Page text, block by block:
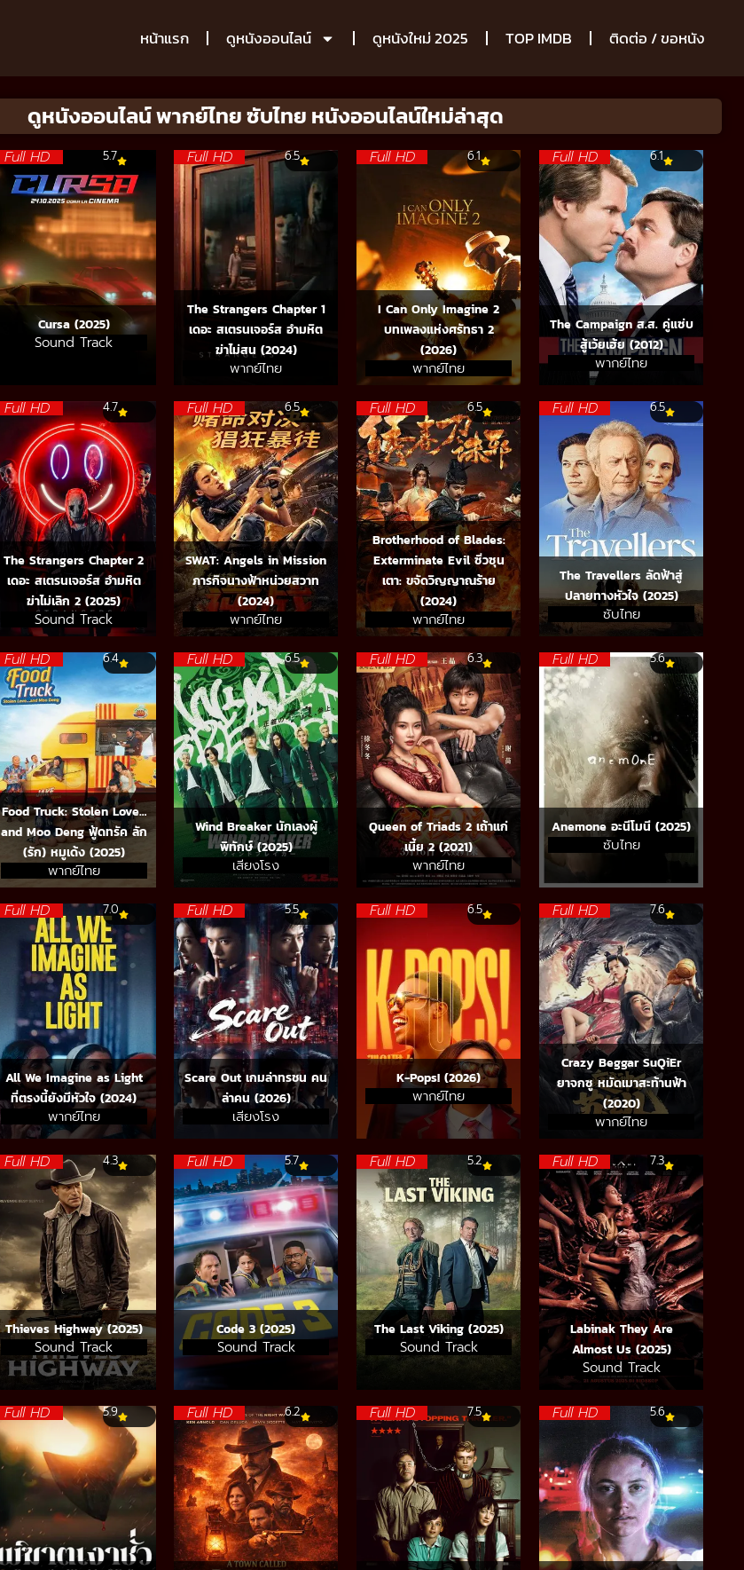
หน้าแรก ดูหนังออนไลน์ ดูหนังใหม่ 2025 TOP IMDB ติดต่อ / ขอหนัง
ดูหนังออนไลน์ พากย์ไทย ซับไทย หนังออนไลน์ใหม่ล่าสุด
Full HD 5.7
Cursa (2025)
Sound Track
Full HD 6.5
The Strangers Chapter 1
เดอะ สเตรนเจอร์ส อำมหิต
ฆ่าไม่สน (2024)
พากย์ไทย
Full HD 6.1
I Can Only Imagine 2
บทเพลงแห่งศรัทธา 2
(2026)
พากย์ไทย
Full HD 6.1
The Campaign ส.ส. คู่แซ่บ
สู้เว้ยเฮ้ย (2012)
พากย์ไทย
Full HD 4.7
The Strangers Chapter 2
เดอะ สเตรนเจอร์ส อำมหิต
ฆ่าไม่เลิก 2 (2025)
Sound Track
Full HD 6.5
SWAT: Angels in Mission
ภารกิจนางฟ้าหน่วยสวาท
(2024)
พากย์ไทย
Full HD 6.5
Brotherhood of Blades:
Exterminate Evil ซิ่วซุน
เตา: ขจัดวิญญาณร้าย
(2024)
พากย์ไทย
Full HD 6.5
The Travellers ลัดฟ้าสู่
ปลายทางหัวใจ (2025)
ซับไทย
Full HD 6.4
Food Truck: Stolen Love…
and Moo Deng ฟู้ดทรัค ลัก
(รัก) หมูเด้ง (2025)
พากย์ไทย
Full HD 6.5
Wind Breaker นักเลงผู้
พิทักษ์ (2025)
เสียงโรง
Full HD 6.3
Queen of Triads 2 เถ้าแก่
เนี้ย 2 (2021)
พากย์ไทย
Full HD 5.6
Anemone อะนีโมนี (2025)
ซับไทย
Full HD 7.0
All We Imagine as Light
ที่ตรงนี้ยังมีหัวใจ (2024)
พากย์ไทย
Full HD 5.5
Scare Out เกมล่าทรชน คน
ล่าคน (2026)
เสียงโรง
Full HD 6.5
K-Pops! (2026)
พากย์ไทย
Full HD 7.6
Crazy Beggar SuQiEr
ยาจกซู หมัดเมาสะท้านฟ้า
(2020)
พากย์ไทย
Full HD 4.3
Thieves Highway (2025)
Sound Track
Full HD 5.7
Code 3 (2025)
Sound Track
Full HD 5.2
The Last Viking (2025)
Sound Track
Full HD 7.3
Labinak They Are
Almost Us (2025)
Sound Track
Full HD 5.9 Full HD 6.2 Full HD 7.5 Full HD 5.6